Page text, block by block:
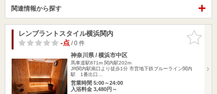
関連情報から探す
お気に入
りに追加
レンブラントスタイル横浜関内
-点/ 0 件
神奈川県 / 横浜市中区
馬車道駅871m 関内駅202m
JR関内駅南口より徒歩1分 市営地下鉄ブルーライン関内
駅 1番出口…
営業時間 5:00～24:00
入浴料金 3,480円～